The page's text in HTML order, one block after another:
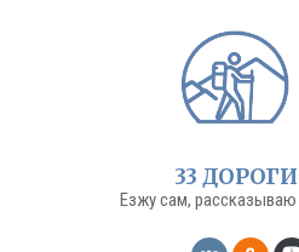
33 ДОРОГИ
Езжу сам, рассказываю